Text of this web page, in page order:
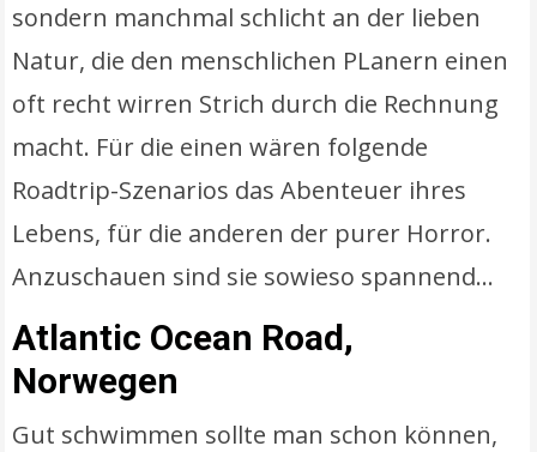
sondern manchmal schlicht an der lieben
Natur, die den menschlichen PLanern einen
oft recht wirren Strich durch die Rechnung
macht. Für die einen wären folgende
Roadtrip-Szenarios das Abenteuer ihres
Lebens, für die anderen der purer Horror.
Anzuschauen sind sie sowieso spannend…
Atlantic Ocean Road,
Norwegen
Gut schwimmen sollte man schon können,